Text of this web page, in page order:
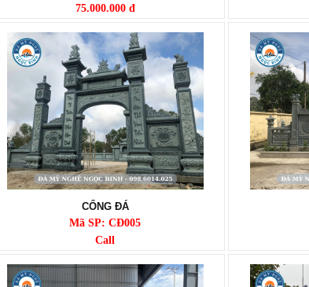
75.000.000 đ
CỔNG ĐÁ
Mã SP: CĐ005
Call